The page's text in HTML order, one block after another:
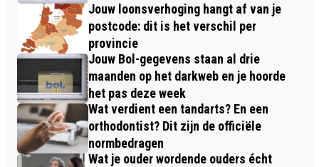
Jouw loonsverhoging hangt af van je
postcode: dit is het verschil per
provincie
Jouw Bol-gegevens staan al drie
maanden op het darkweb en je hoorde
het pas deze week
Wat verdient een tandarts? En een
orthodontist? Dit zijn de officiële
normbedragen
Wat je ouder wordende ouders écht